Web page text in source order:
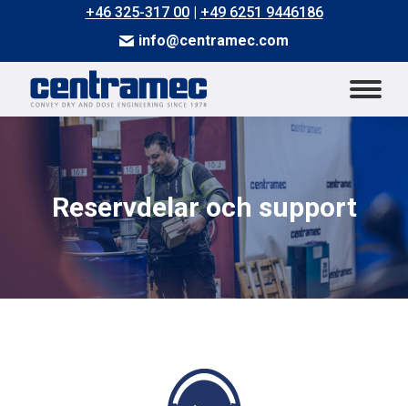
+46 325-317 00| +49 6251 9446186
info@centramec.com
Reservdelar och support
Du är här: